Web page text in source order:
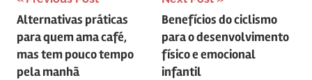
de
Post
Alternativas práticas
para quem ama café,
mas tem pouco tempo
pela manhã
Benefícios do ciclismo
para o desenvolvimento
físico e emocional
infantil